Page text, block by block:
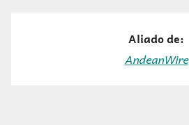
Aliado de:
AndeanWire